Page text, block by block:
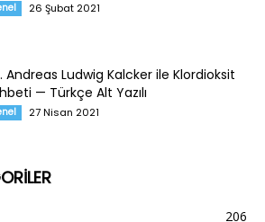
26 Şubat 2021
Andreas Ludwig Kalcker ile Klordioksit
— Türkçe Alt Yazılı
27 Nisan 2021
206